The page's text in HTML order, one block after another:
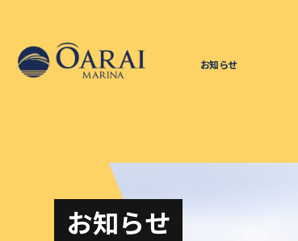
お知らせ
お知らせ